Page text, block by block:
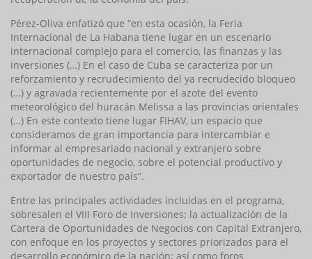
Pérez-Oliva enfatizó que “en esta ocasión, la Feria
Internacional de La Habana tiene lugar en un escenario
internacional complejo para el comercio, las finanzas y las
inversiones (…) En el caso de Cuba se caracteriza por un
reforzamiento y recrudecimiento del ya recrudecido bloqueo
(…) y agravada recientemente por el azote del evento
meteorológico del huracán Melissa a las provincias orientales
(…) En este contexto tiene lugar FIHAV, un espacio que
consideramos de gran importancia para intercambiar e
informar al empresariado nacional y extranjero sobre
oportunidades de negocio, sobre el potencial productivo y
exportador de nuestro país”.
Entre las principales actividades incluidas en el programa,
sobresalen el VIII Foro de Inversiones; la actualización de la
Cartera de Oportunidades de Negocios con Capital Extranjero,
con enfoque en los proyectos y sectores priorizados para el
desarrollo económico de la nación; así como foros